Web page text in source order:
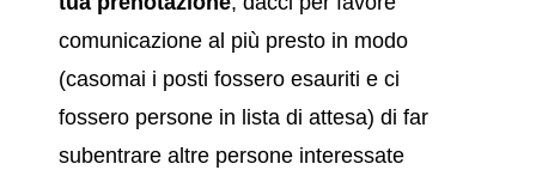
comunicazione al più presto in modo
(casomai i posti fossero esauriti e ci
fossero persone in lista di attesa) di far
subentrare altre persone interessate